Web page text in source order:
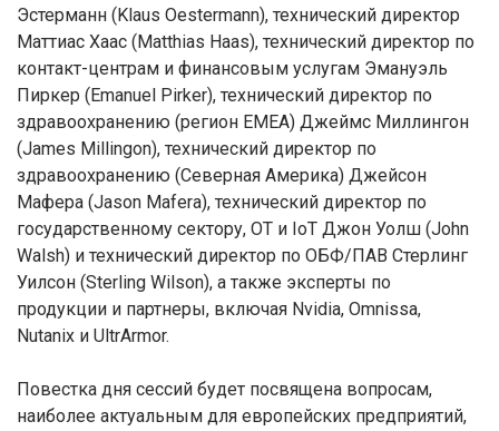
Эстерманн (Klaus Oestermann), технический директор
Маттиас Хаас (Matthias Haas), технический директор по
контакт-центрам и финансовым услугам Эмануэль
Пиркер (Emanuel Pirker), технический директор по
здравоохранению (регион EMEA) Джеймс Миллингон
(James Millingon), технический директор по
здравоохранению (Северная Америка) Джейсон
Мафера (Jason Mafera), технический директор по
государственному сектору, OT и IoT Джон Уолш (John
Walsh) и технический директор по ОБФ/ПАВ Стерлинг
Уилсон (Sterling Wilson), а также эксперты по
продукции и партнеры, включая Nvidia, Omnissa,
Nutanix и UltrArmor.
Повестка дня сессий будет посвящена вопросам,
наиболее актуальным для европейских предприятий,